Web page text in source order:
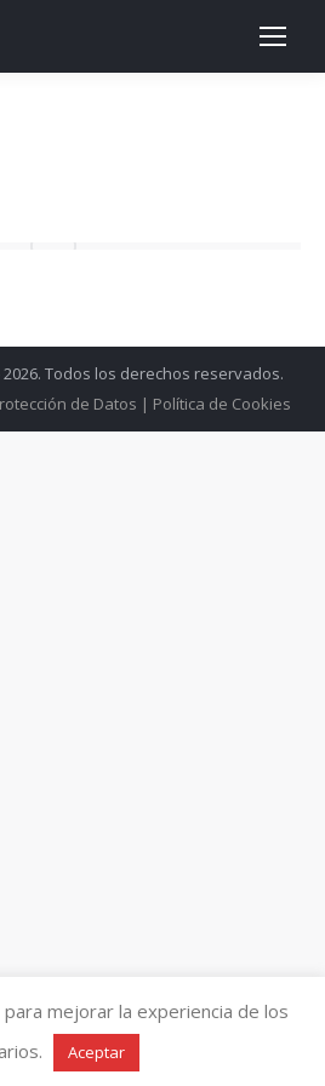
Todos los derechos reservados.
de Datos | Política de Cookies
mejorar la experiencia de los
Aceptar